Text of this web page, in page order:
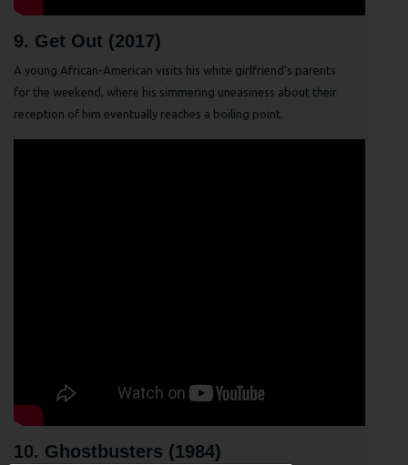
9. Get Out (2017)
A young African-American visits his white girlfriend's parents
for the weekend, where his simmering uneasiness about their
reception of him eventually reaches a boiling point.
10. Ghostbusters (1984)